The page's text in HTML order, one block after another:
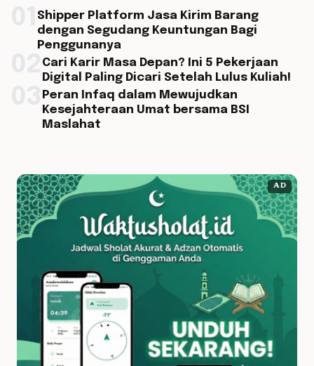
Shipper Platform Jasa Kirim Barang
dengan Segudang Keuntungan Bagi
Penggunanya
Cari Karir Masa Depan? Ini 5 Pekerjaan
Digital Paling Dicari Setelah Lulus Kuliah!
Peran Infaq dalam Mewujudkan
Kesejahteraan Umat bersama BSI
Maslahat
AD